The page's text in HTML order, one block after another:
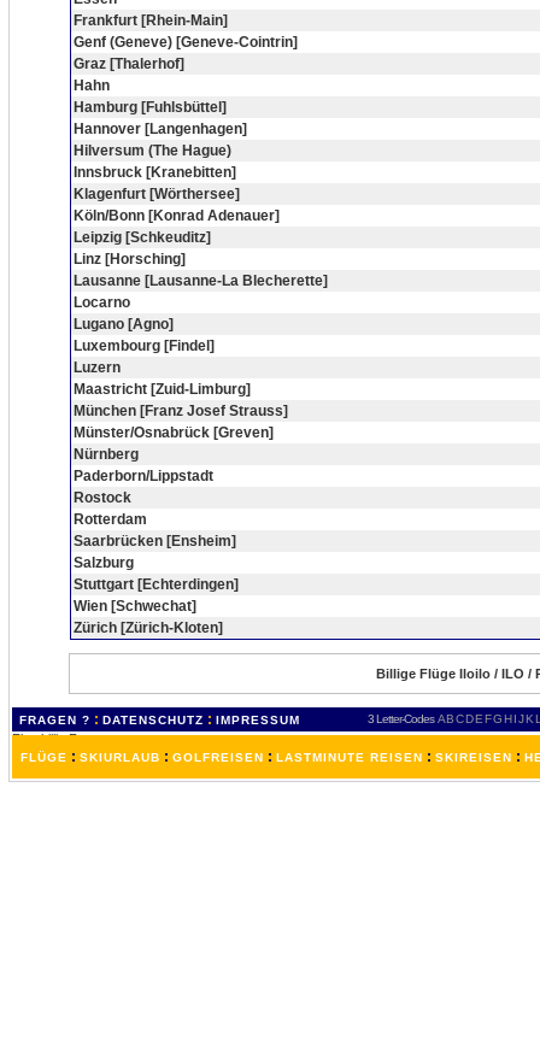
Frankfurt [Rhein-Main]
Genf (Geneve) [Geneve-Cointrin]
Graz [Thalerhof]
Hahn
Hamburg [Fuhlsbüttel]
Hannover [Langenhagen]
Hilversum (The Hague)
Innsbruck [Kranebitten]
Klagenfurt [Wörthersee]
Köln/Bonn [Konrad Adenauer]
Leipzig [Schkeuditz]
Linz [Horsching]
Lausanne [Lausanne-La Blecherette]
Locarno
Lugano [Agno]
Luxembourg [Findel]
Luzern
Maastricht [Zuid-Limburg]
München [Franz Josef Strauss]
Münster/Osnabrück [Greven]
Nürnberg
Paderborn/Lippstadt
Rostock
Rotterdam
Saarbrücken [Ensheim]
Salzburg
Stuttgart [Echterdingen]
Wien [Schwechat]
Zürich [Zürich-Kloten]
Billige Flüge Iloilo / ILO /
FRAGEN ? : DATENSCHUTZ : IMPRESSUM 3 Letter-Codes ABCDEFGH IJKL
FLÜGE : SKIURLAUB : GOLFREISEN : LASTMINUTE REISEN : SKIREISEN :